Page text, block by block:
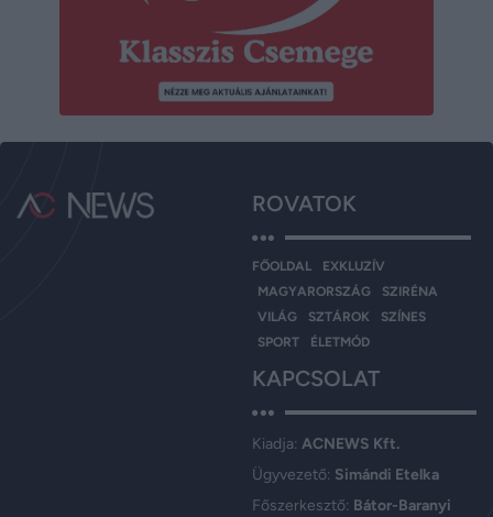
ROVATOK
FŐOLDAL
EXKLUZÍV
MAGYARORSZÁG
SZIRÉNA
VILÁG
SZTÁROK
SZÍNES
SPORT
ÉLETMÓD
KAPCSOLAT
Kiadja: ACNEWS Kft.
Ügyvezető: Simándi Etelka
Főszerkesztő: Bátor-Baranyi